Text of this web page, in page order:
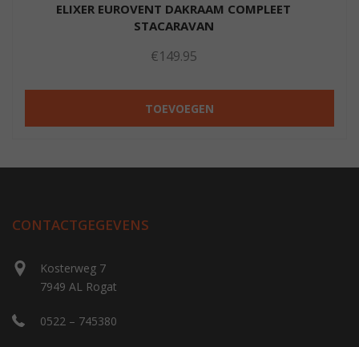
ELIXER EUROVENT DAKRAAM COMPLEET
STACARAVAN
€149.95
TOEVOEGEN
CONTACTGEGEVENS
Kosterweg 7
7949 AL Rogat
0522 – 745380